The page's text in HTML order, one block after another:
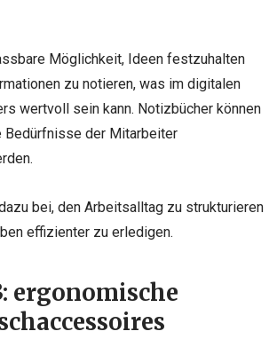
Möglichkeit, Ideen festzuhalten
zu notieren, was im digitalen
wertvoll sein kann. Notizbücher können
Bedürfnisse der Mitarbeiter
bei, den Arbeitsalltag zu strukturieren
effizienter zu erledigen.
ergonomische